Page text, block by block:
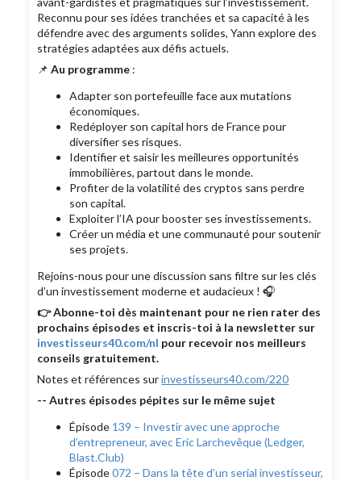
Reconnu pour ses idées tranchées et sa capacité à les
défendre avec des arguments solides, Yann explore des
stratégies adaptées aux défis actuels.
📌Au programme :
Adapter son portefeuille face aux mutations
économiques.
Redéployer son capital hors de France pour
diversifier ses risques.
Identifier et saisir les meilleures opportunités
immobilières, partout dans le monde.
Profiter de la volatilité des cryptos sans perdre
son capital.
Exploiter l’IA pour booster ses investissements.
Créer un média et une communauté pour soutenir
ses projets.
Rejoins-nous pour une discussion sans filtre sur les clés
d’un investissement moderne et audacieux ! 🎧
👉 Abonne-toi dès maintenant pour ne rien rater des
prochains épisodes et inscris-toi à la newsletter sur
investisseurs40.com/nl pour recevoir nos meilleurs
conseils gratuitement.
Notes et références surinvestisseurs40.com/220
-- Autres épisodes pépites sur le même sujet
Épisode 139 – Investir avec une approche
d’entrepreneur, avec Eric Larchevêque (Ledger,
Blast.Club)
Épisode072 – Dans la tête d’un serial investisseur,